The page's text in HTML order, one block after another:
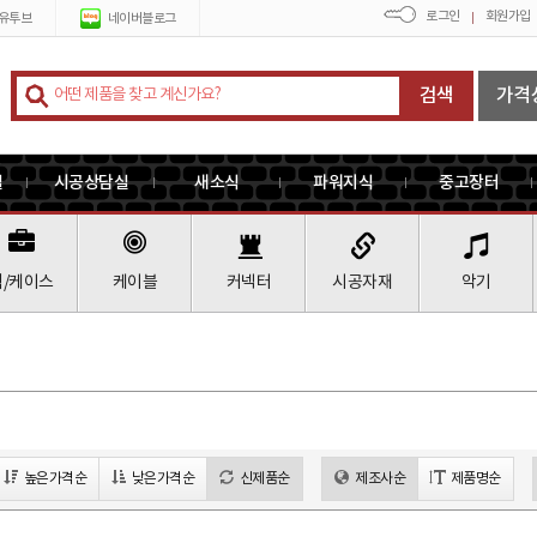
시공상담실 새소식 파워지식 중고장터
/케이스 케이블 커넥터 시공자재 악기
투브 네이버블로그 로그인 회원가입
검색 가격
높은가격순 낮은가격순 신제품순 제조사순 제품명순